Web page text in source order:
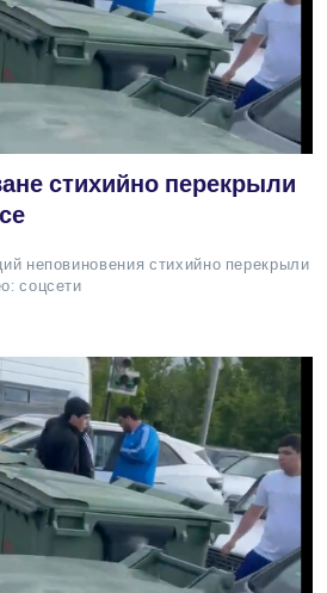
стихийно перекрыли
неповиновения стихийно перекрыли
соцсети